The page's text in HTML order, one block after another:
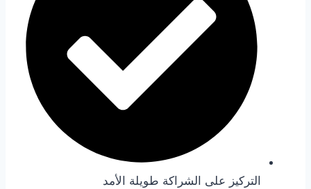
التركيز على الشراكة طويلة الأمد